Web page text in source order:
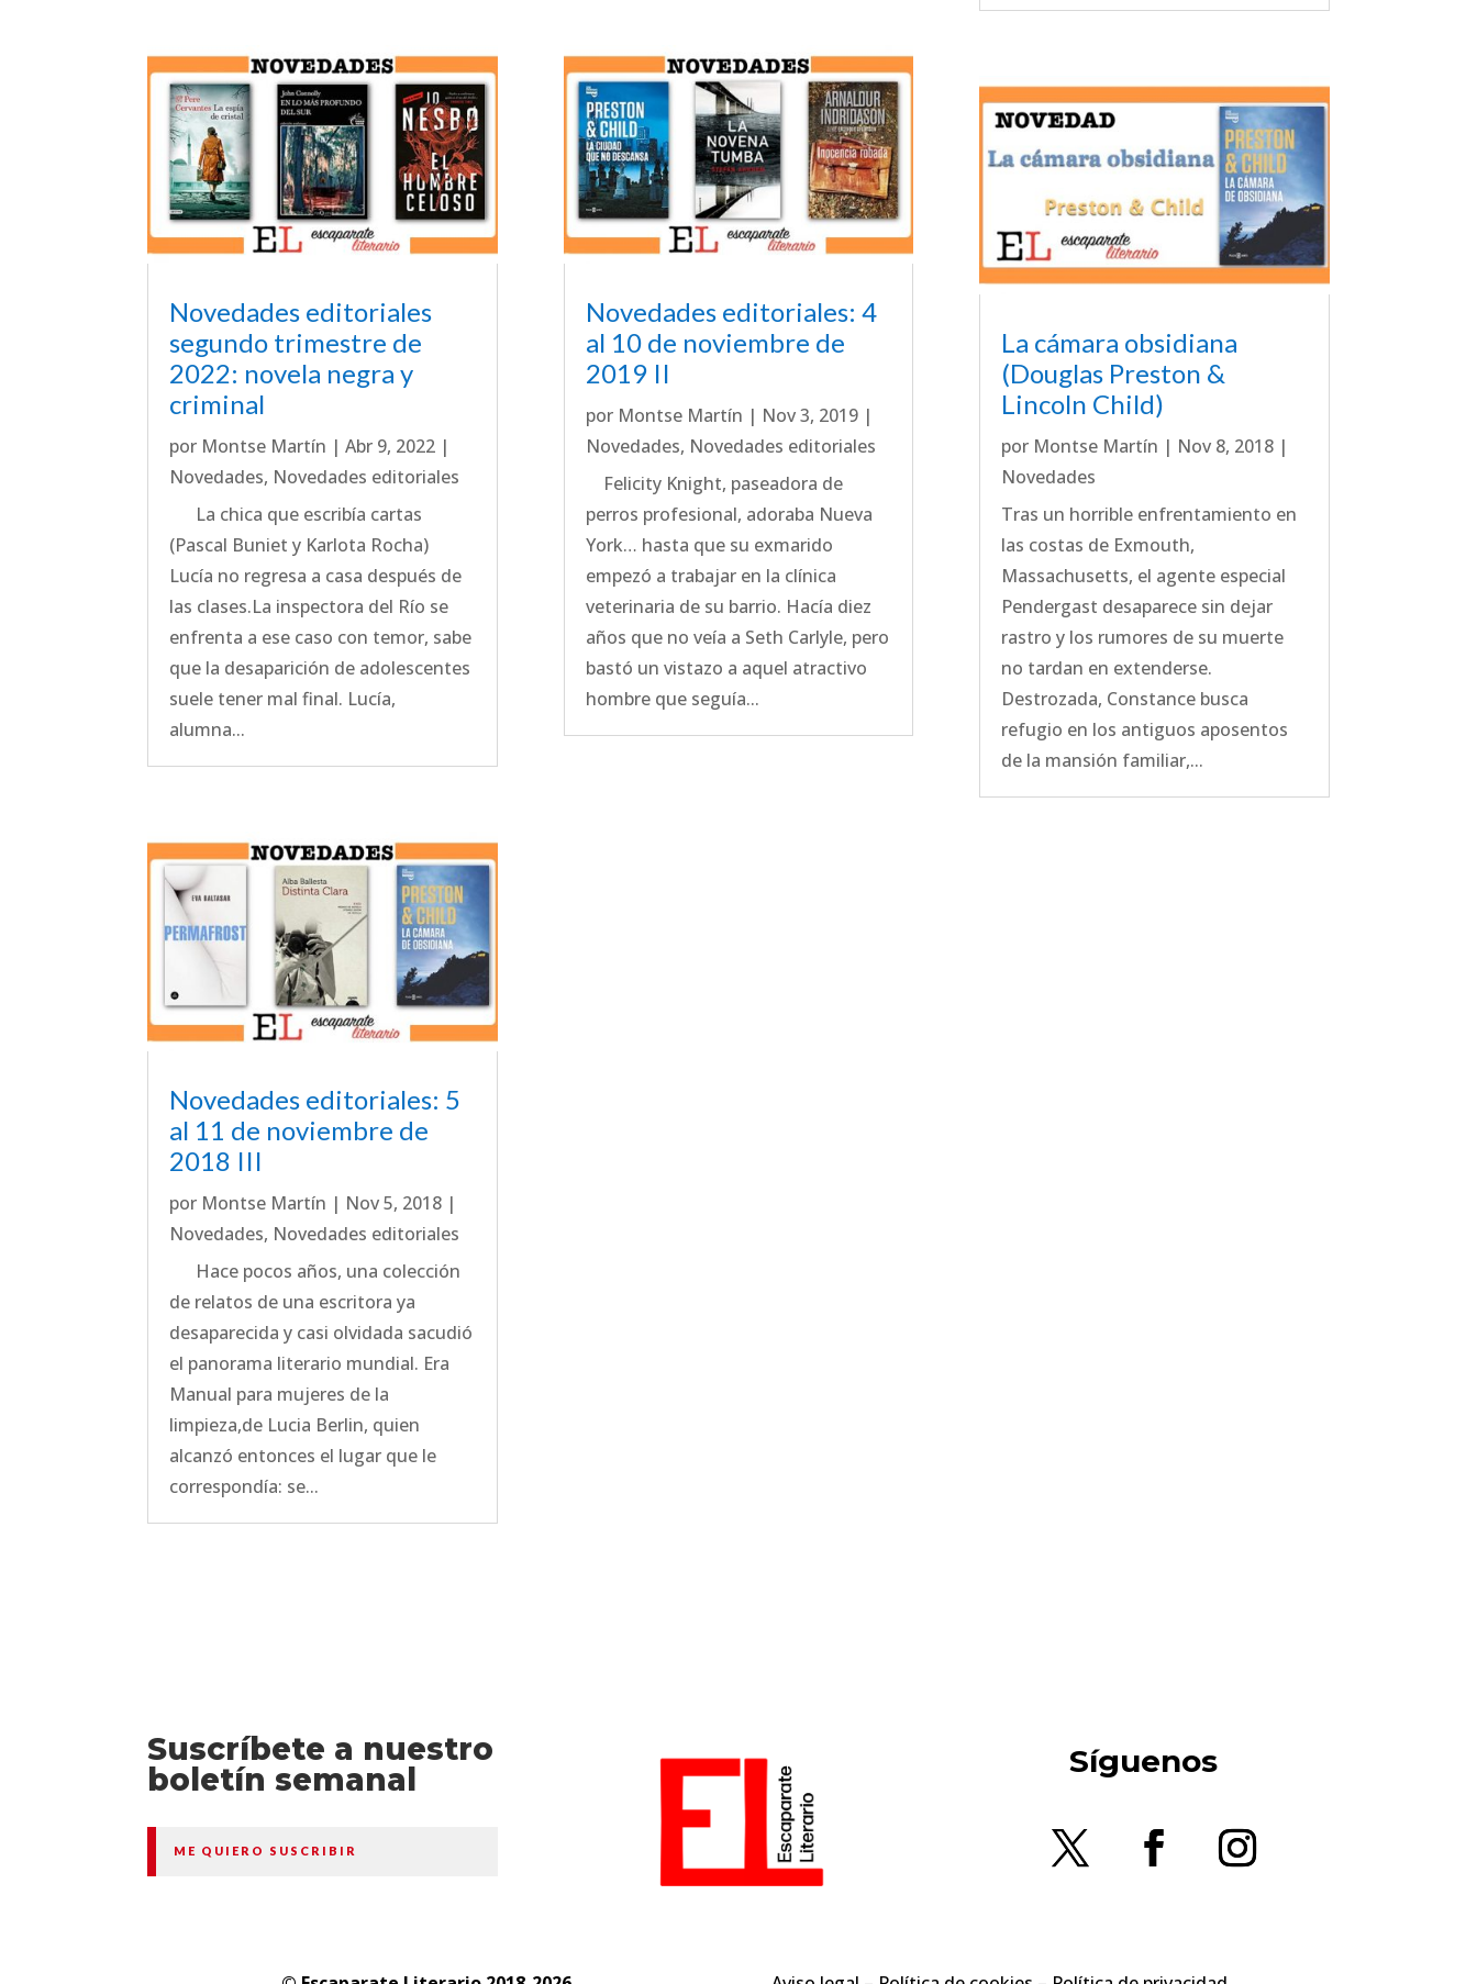
Novedades editoriales
segundo trimestre de
2022: novela negra y
criminal
por Montse Martín |Abr 9, 2022 |
Novedades, Novedades editoriales
La chica que escribía cartas
(Pascal Buniet y Karlota Rocha)
Lucía no regresa a casa después de
las clases.La inspectora del Río se
enfrenta a ese caso con temor, sabe
que la desaparición de adolescentes
suele tener mal final. Lucía,
alumna...
Novedades editoriales: 5
al 11 de noviembre de
2018 III
por Montse Martín | Nov 5, 2018 |
Novedades, Novedades editoriales
Hace pocos años, una colección
de relatos de una escritora ya
desaparecida y casi olvidada sacudió
el panorama literario mundial. Era
Manual para mujeres de la
limpieza,de Lucia Berlin, quien
alcanzó entonces el lugar que le
correspondía: se...
Novedades editoriales: 4
al 10 de noviembre de
2019 II
por Montse Martín | Nov 3, 2019|
Novedades, Novedades editoriales
Felicity Knight, paseadora de
perros profesional, adoraba Nueva
York… hasta que su exmarido
empezó a trabajar en la clínica
veterinaria de su barrio. Hacía diez
años que no veía a Seth Carlyle, pero
bastó un vistazo a aquel atractivo
hombre que seguía...
La cámara obsidiana
(Douglas Preston &
Lincoln Child)
por Montse Martín | Nov 8, 2018|
Novedades
Tras un horrible enfrentamiento en
las costas de Exmouth,
Massachusetts, el agente especial
Pendergast desaparece sin dejar
rastro y los rumores de su muerte
no tardan en extenderse.
Destrozada, Constance busca
refugio en los antiguos aposentos
de la mansión familiar,...
Suscríbete a nuestro
boletín semanal
ME QUIERO SUSCRIBIR
Síguenos